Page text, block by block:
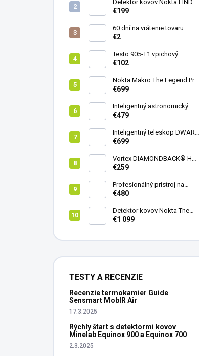
Detektor kovov Nokta FINDX
Pro
€199
60 dní na vrátenie tovaru
€2
Testo 905-T1 vpichový
teplomer
€102
Nokta Makro The Legend Pro
Pack - model 2024
€699
Inteligentný astronomický
teleskop DwarfLab Dwarf
€479
Inteligentný teleskop DWARF
III + originálny statív DWARF 3
€699
Vortex DIAMONDBACK® HD
8X42
€259
Profesionálný prístroj na
vedenie vŕtania Laserliner
€480
Detektor kovov Nokta The
Legend 2
€1 099
TESTY A RECENZIE
Recenzie termokamier Guide
Sensmart MobIR Air
17.3.2025
Rýchly štart s detektormi kovov
Minelab Equinox 900 a Equinox 700
2.3.2025